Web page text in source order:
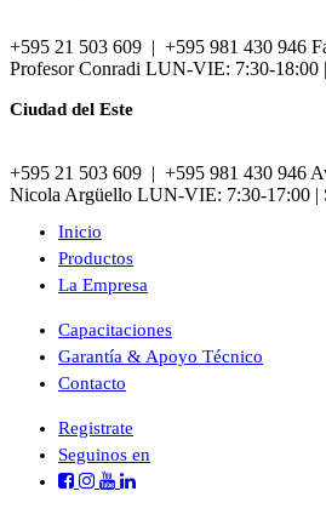
+595 21 503 609 | +595 981 430 946
Profesor Conradi LUN-VIE: 7:30-18:00
Ciudad del Este
+595 21 503 609 | +595 981 430 946
Nicola Argüello LUN-VIE: 7:30-17:00 |
Inicio
Productos
La Empresa
Capacitaciones
Garantía & Apoyo Técnico
Contacto
Registrate
Seguinos en